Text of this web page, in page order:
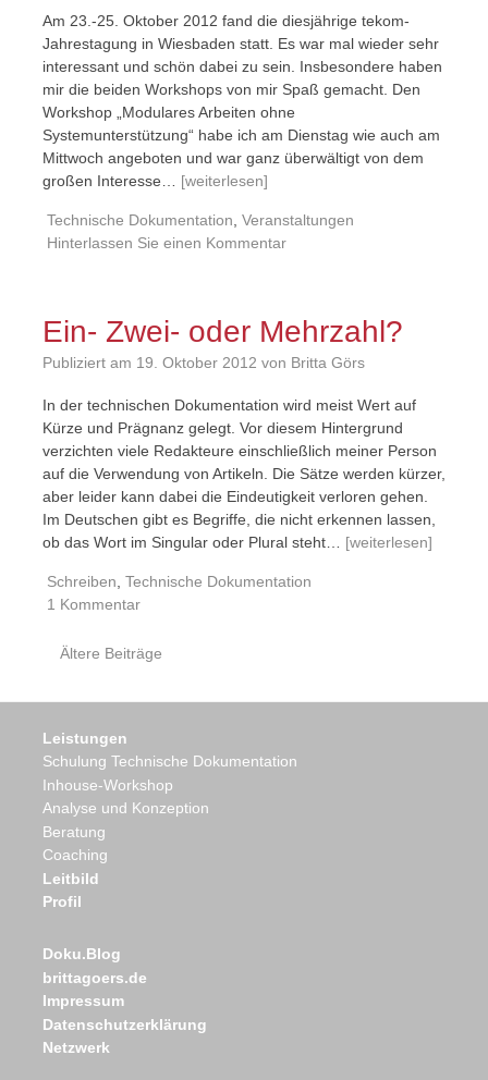
Am 23.-25. Oktober 2012 fand die diesjährige tekom-
Jahrestagung in Wiesbaden statt. Es war mal wieder sehr
interessant und schön dabei zu sein. Insbesondere haben
mir die beiden Workshops von mir Spaß gemacht. Den
Workshop „Modulares Arbeiten ohne
Systemunterstützung“ habe ich am Dienstag wie auch am
Mittwoch angeboten und war ganz überwältigt von dem
großen Interesse… [weiterlesen]
Technische Dokumentation Veranstaltungen
Hinterlassen Sie einen Kommentar
Ein- Zwei- oder Mehrzahl?
Publiziert am 19. Oktober 2012 von Britta Görs
In der technischen Dokumentation wird meist Wert auf
Kürze und Prägnanz gelegt. Vor diesem Hintergrund
verzichten viele Redakteure einschließlich meiner Person
auf die Verwendung von Artikeln. Die Sätze werden kürzer,
aber leider kann dabei die Eindeutigkeit verloren gehen.
Im Deutschen gibt es Begriffe, die nicht erkennen lassen,
ob das Wort im Singular oder Plural steht… [weiterlesen]
Schreiben Technische Dokumentation
1 Kommentar
Beiträge
Navigation
Ältere Beiträge
Leistungen
Schulung Technische Dokumentation
Inhouse-Workshop
Analyse und Konzeption
Beratung
Coaching
Leitbild
Profil
Doku.Blog
brittagoers.de
Impressum
Datenschutzerklärung
Netzwerk